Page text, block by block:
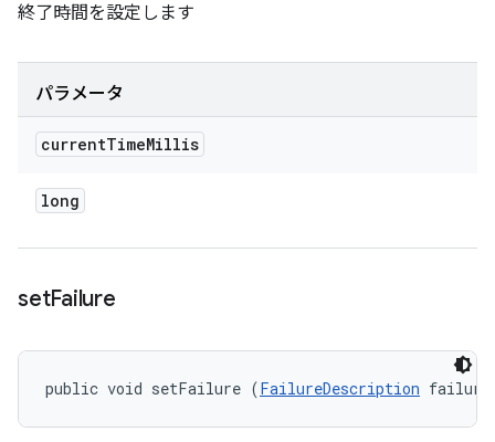
終了時間を設定します
パラメータ
currentTimeMillis
long
setFailure
public void setFailure (FailureDescription